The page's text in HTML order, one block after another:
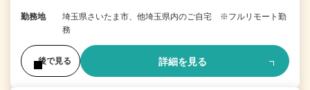
勤務地
埼玉県さいたま市、他埼玉県内のご自宅 ※フルリモート勤
務
後で見る 詳細を見る